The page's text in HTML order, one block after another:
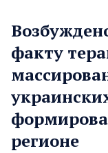
факту
регионе